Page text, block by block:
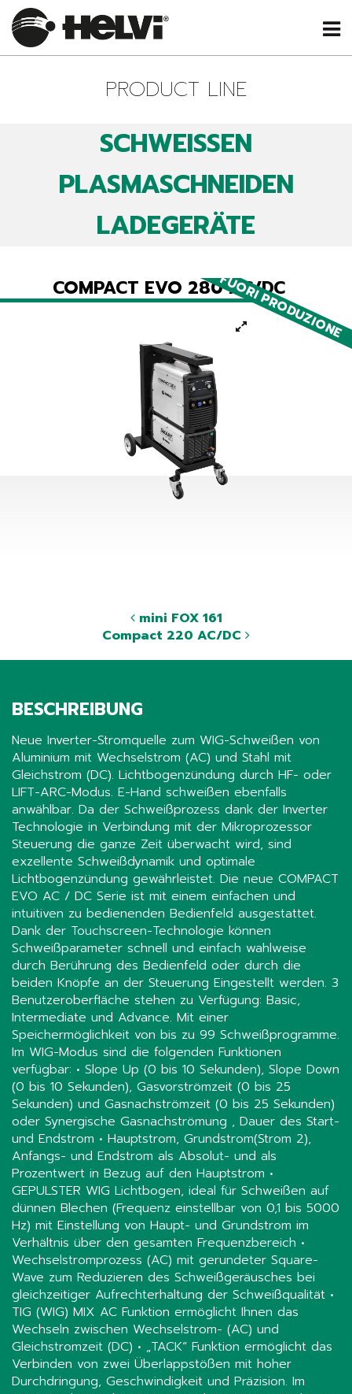
PRODUCT LINE
SCHWEISSEN
PLASMASCHNEIDEN
LADEGERÄTE
FUORI PRODUZIONE
COMPACT EVO 280 AC/DC
mini FOX 161
Compact 220 AC/DC
BESCHREIBUNG
Neue Inverter-Stromquelle zum WIG-Schweißen von
Aluminium mit Wechselstrom (AC) und Stahl mit
Gleichstrom (DC). Lichtbogenzündung durch HF- oder
LIFT-ARC-Modus. E-Hand schweißen ebenfalls
anwählbar. Da der Schweißprozess dank der Inverter
Technologie in Verbindung mit der Mikroprozessor
Steuerung die ganze Zeit überwacht wird, sind
exzellente Schweißdynamik und optimale
Lichtbogenzündung gewährleistet. Die neue COMPACT
EVO AC / DC Serie ist mit einem einfachen und
intuitiven zu bedienenden Bedienfeld ausgestattet.
Dank der Touchscreen-Technologie können
Schweißparameter schnell und einfach wahlweise
durch Berührung des Bedienfeld oder durch die
beiden Knöpfe an der Steuerung Eingestellt werden. 3
Benutzeroberfläche stehen zu Verfügung: Basic,
Intermediate und Advance. Mit einer
Speichermöglichkeit von bis zu 99 Schweißprogramme.
Im WIG-Modus sind die folgenden Funktionen
verfügbar: • Slope Up (0 bis 10 Sekunden), Slope Down
(0 bis 10 Sekunden), Gasvorströmzeit (0 bis 25
Sekunden) und Gasnachströmzeit (0 bis 25 Sekunden)
oder Synergische Gasnachströmung , Dauer des Start-
und Endstrom • Hauptstrom, Grundstrom(Strom 2),
Anfangs- und Endstrom als Absolut- und als
Prozentwert in Bezug auf den Hauptstrom •
GEPULSTER WIG Lichtbogen, ideal für Schweißen auf
dünnen Blechen (Frequenz einstellbar von 0,1 bis 5000
Hz) mit Einstellung von Haupt- und Grundstrom im
Verhältnis über den gesamten Frequenzbereich •
Wechselstromprozess (AC) mit gerundeter Square-
Wave zum Reduzieren des Schweißgeräusches bei
gleichzeitiger Aufrechterhaltung der Schweißqualität •
TIG (WIG) MIX AC Funktion ermöglicht Ihnen das
Wechseln zwischen Wechselstrom- (AC) und
Gleichstromzeit (DC) • „TACK“ Funktion ermöglicht das
Verbinden von zwei Überlappstößen mit hoher
Durchdringung, Geschwindigkeit und Präzision. Im